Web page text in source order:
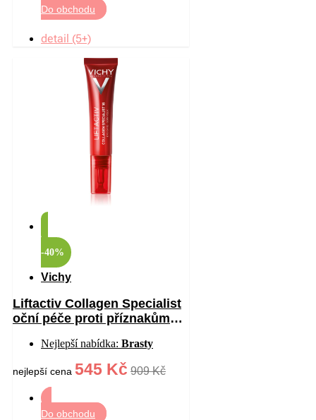
Do obchodu
detail (5+)
-40%
Vichy
Liftactiv Collagen Specialist
oční péče proti příznakům
Nejlepší nabídka: Brasty
nejlepší cena 545 Kč 909 Kč
Do obchodu